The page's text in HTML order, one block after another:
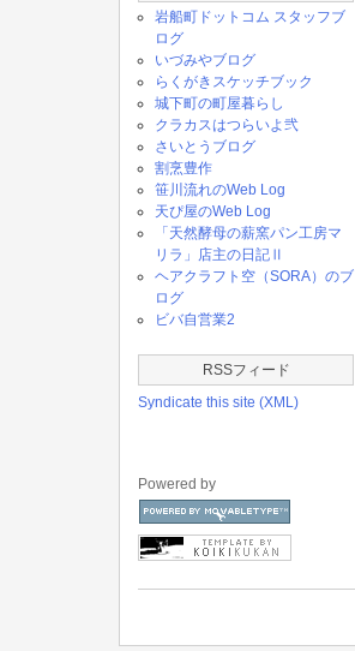
岩船町ドットコム スタッフブ
ログ
いづみやブログ
らくがきスケッチブック
城下町の町屋暮らし
クラカスはつらいよ弐
さいとうブログ
割烹豊作
笹川流れのWeb Log
天ぴ屋のWeb Log
「天然酵母の薪窯パン工房マ
リラ」店主の日記Ⅱ
ヘアクラフト空（SORA）のブ
ログ
ビバ自営業2
RSSフィード
Syndicate this site (XML)
Powered by